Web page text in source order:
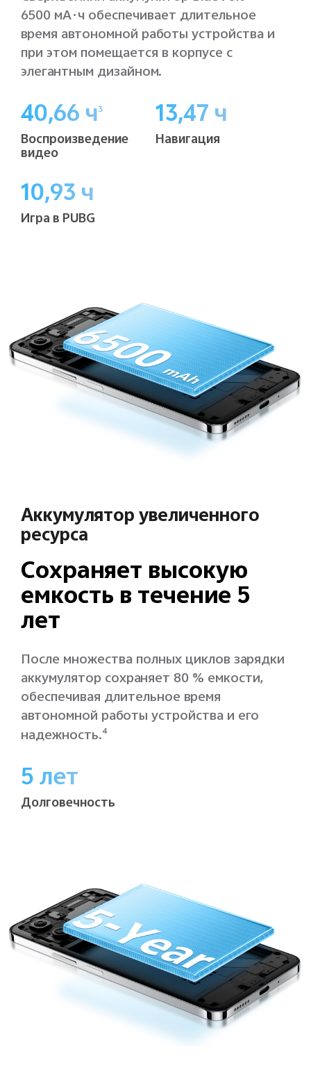
6500 мА·ч обеспечивает длительное
время автономной работы устройства и
при этом помещается в корпусе с
элегантным дизайном.
40,66 ч3
Воспроизведение
видео
13,47 ч
Навигация
10,93 ч
Игра в PUBG
Аккумулятор увеличенного
ресурса
Сохраняет высокую
емкость в течение 5
лет
После множества полных циклов зарядки
аккумулятор сохраняет 80 % емкости,
обеспечивая длительное время
автономной работы устройства и его
надежность.4
5 лет
Долговечность